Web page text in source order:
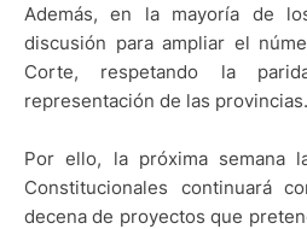
Además, en la mayoría de
discusión para ampliar el
Corte, respetando la
representación de las provincias.
Por ello, la próxima semana
Constitucionales continuará
decena de proyectos que